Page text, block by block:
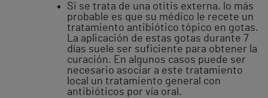
Si se trata de una otitis externa, lo más
probable es que su médico le recete un
tratamiento antibiótico tópico en gotas.
La aplicación de estas gotas durante 7
días suele ser suficiente para obtener la
curación. En algunos casos puede ser
necesario asociar a este tratamiento
local un tratamiento general con
antibióticos por vía oral.